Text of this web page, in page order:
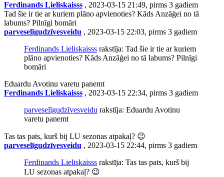
Ferdinands Lieliskaisss , 2023-03-15 21:49, pirms 3 gadiem
Tad šie ir tie ar kuriem plāno apvienoties? Kāds Anzāģei no tā
labums? Pilnīgi bomāri
parveselīgudzīvesveidu , 2023-03-15 22:03, pirms 3 gadiem
Ferdinands Lieliskaisss rakstīja: Tad šie ir tie ar kuriem
plāno apvienoties? Kāds Anzāģei no tā labums? Pilnīgi
bomāri
Eduardu Avotinu varetu panemt
Ferdinands Lieliskaisss , 2023-03-15 22:34, pirms 3 gadiem
parveselīgudzīvesveidu rakstīja: Eduardu Avotinu
varetu panemt
Tas tas pats, kurš bij LU sezonas atpakaļ? 😉
parveselīgudzīvesveidu , 2023-03-15 22:44, pirms 3 gadiem
Ferdinands Lieliskaisss rakstīja: Tas tas pats, kurš bij
LU sezonas atpakaļ? 😉